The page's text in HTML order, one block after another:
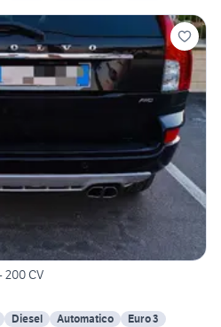
200 CV
Diesel Automatico Euro 3